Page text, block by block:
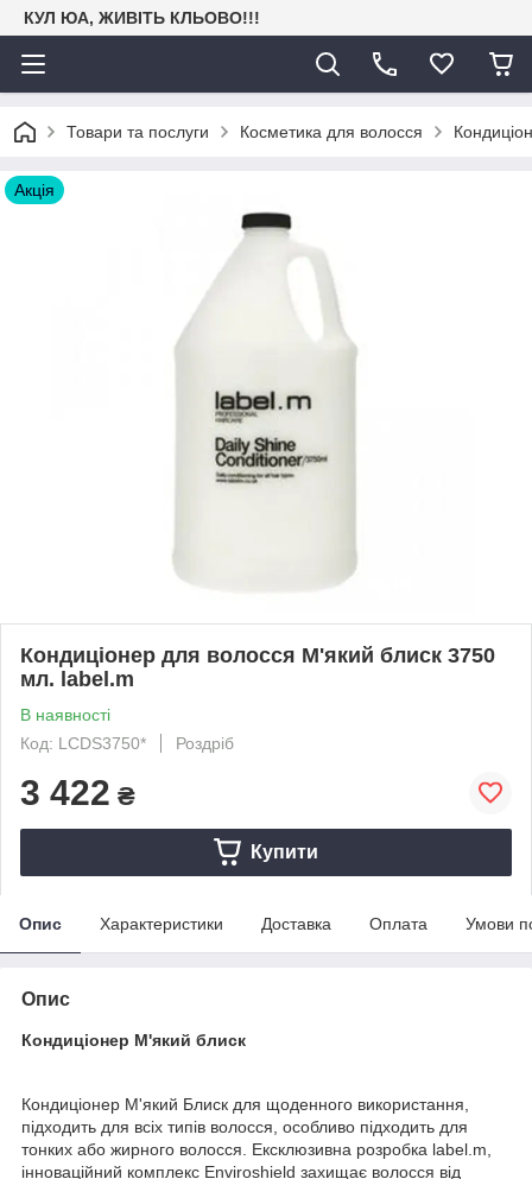
КУЛ ЮА, ЖИВІТЬ КЛЬОВО!!!
Товари та послуги Косметика для волосся
Акція
Кондиціонер для волосся М'який блиск 3750
мл. label.m
В наявності
Код: LCDS3750*
Роздріб
3 422 ₴
Купити
Опис Характеристики Доставка Оплата Умови
Опис
Кондиціонер М'який блиск
Кондиціонер М'який Блиск для щоденного використання,
підходить для всіх типів волосся, особливо підходить для
тонких або жирного волосся. Ексклюзивна розробка label.m,
інноваційний комплекс Enviroshield захищає волосся від